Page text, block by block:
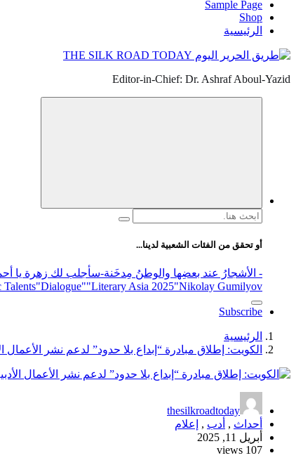
Sample Page
Shop
الرئيسية
Editor-in-Chief: Dr. Ashraf Aboul-Yazid
البحث
أو تحقق من الفئات الشعبية لدينا...
- الأشجارُ عند بعضِها والوطنُ مِدخَنة-سأجلب لك زهرة يا
Talents"Dialogue""Literary Asia 2025"Nikolay Gumilyov و poet
Subscribe
الرئيسية
الكويت: إطلاق مبادرة “إبداع بلا حدود” لدعم نشر الأعمال
thesilkroadtoday
أحداث , أدب ,
إعلام
أبريل 11, 2025
107 views